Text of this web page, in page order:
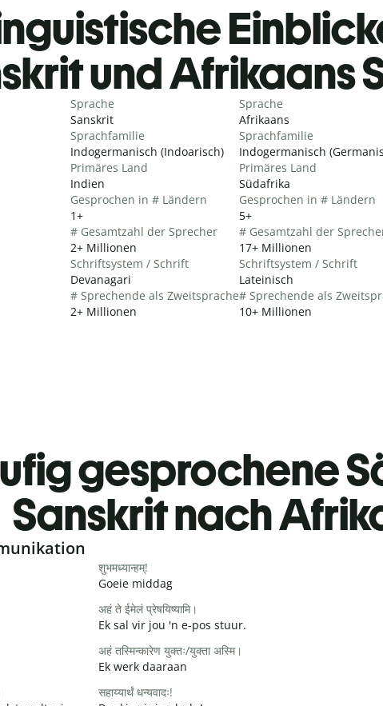
und Afrikaans
Sprache
Sanskrit
Sprachfamilie
Indogermanisch (Indoarisch)
Primäres Land
Indien
Gesprochen in # Ländern
1+
# Gesamtzahl der Sprecher
2+ Millionen
Schriftsystem / Schrift
Devanagari
# Sprechende als Zweitsprache
2+ Millionen
Sprache
Afrikaans
Sprachfamilie
Indogermanisch
Primäres Land
Südafrika
Gesprochen in # Ländern
5+
# Gesamtzahl der
17+ Millionen
Schriftsystem / Schrift
Lateinisch
# Sprechende als
10+ Millionen
gesprochene
Sanskrit nach
शुभमध्यान्हम्!
Goeie middag
अहं ते ईमेलं प्रेषयिष्यामि।
Ek sal vir jou 'n e-pos stuur.
अहं तस्मिन्कारेण युक्तः/युक्ता अस्मि।
Ek werk daaraan
सहाय्यार्थं धन्यवादः!